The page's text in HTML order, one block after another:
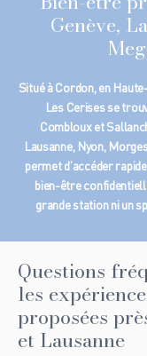
Genève,
Situé à Cordon, en
Les Cerises se
Combloux et
Lausanne, Nyon,
permet d’accéder
bien-être
grande station ni un
Questions
les
proposées
et Lausanne